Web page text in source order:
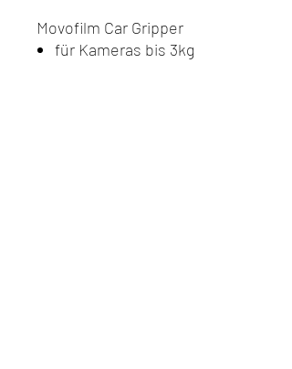
Movofilm Car Gripper
für Kameras bis 3kg